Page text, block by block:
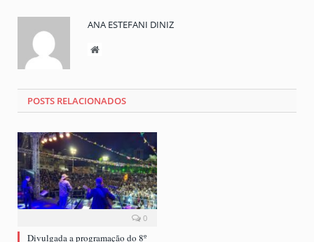
ANA ESTEFANI DINIZ
Website
POSTS RELACIONADOS
0
Divulgada a programação do 8º